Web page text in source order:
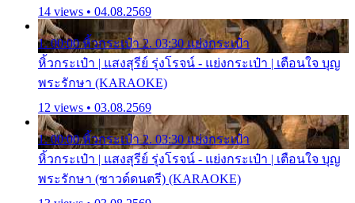
14 views • 04.08.2569
1. 00:00 หิ้วกระเป๋า 2. 03:30 แย่งกระเป๋า
หิ้วกระเป๋า | แสงสุรีย์ รุ่งโรจน์ - แย่งกระเป๋า | เตือนใจ บุญ
พระรักษา (KARAOKE)
12 views • 03.08.2569
1. 00:00 หิ้วกระเป๋า 2. 03:30 แย่งกระเป๋า
หิ้วกระเป๋า | แสงสุรีย์ รุ่งโรจน์ - แย่งกระเป๋า | เตือนใจ บุญ
พระรักษา (ซาวด์ดนตรี) (KARAOKE)